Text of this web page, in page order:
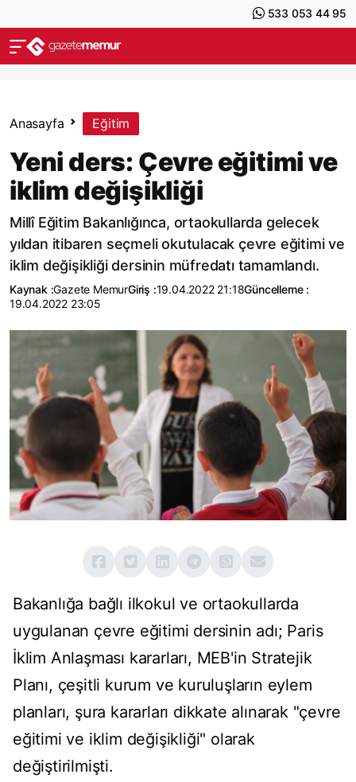
533 053 44 95
Anasayfa Eğitim
Yeni ders: Çevre eğitimi ve
iklim değişikliği
Millî Eğitim Bakanlığınca, ortaokullarda gelecek
yıldan itibaren seçmeli okutulacak çevre eğitimi ve
iklim değişikliği dersinin müfredatı tamamlandı.
Kaynak :Gazete MemurGiriş :19.04.2022 21:18Güncelleme :
19.04.2022 23:05
Bakanlığa bağlı ilkokul ve ortaokullarda
uygulanan çevre eğitimi dersinin adı; Paris
İklim Anlaşması kararları, MEB'in Stratejik
Planı, çeşitli kurum ve kuruluşların eylem
planları, şura kararları dikkate alınarak "çevre
eğitimi ve iklim değişikliği" olarak
değiştirilmişti.